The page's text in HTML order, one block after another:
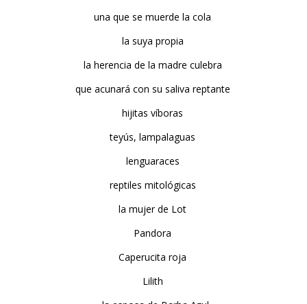
una que se muerde la cola
la suya propia
la herencia de la madre culebra
que acunará con su saliva reptante
hijitas víboras
teyús, lampalaguas
lenguaraces
reptiles mitológicas
la mujer de Lot
Pandora
Caperucita roja
Lilith